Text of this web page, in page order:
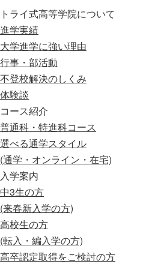
トライ式高等学院について
進学実績
大学進学に強い理由
行事・部活動
不登校解決のしくみ
体験談
コース紹介
普通科・特進科コース
選べる通学スタイル
(通学・オンライン・在宅)
入学案内
中3生の方
(来春新入学の方)
高校生の方
(転入・編入学の方)
高卒認定取得をご検討の方